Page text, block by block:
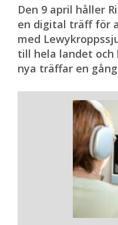
Den 9 april håller
en digital träff för
med
till hela landet
nya träffar en